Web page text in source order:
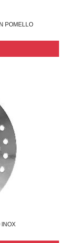
POMELLO
INOX